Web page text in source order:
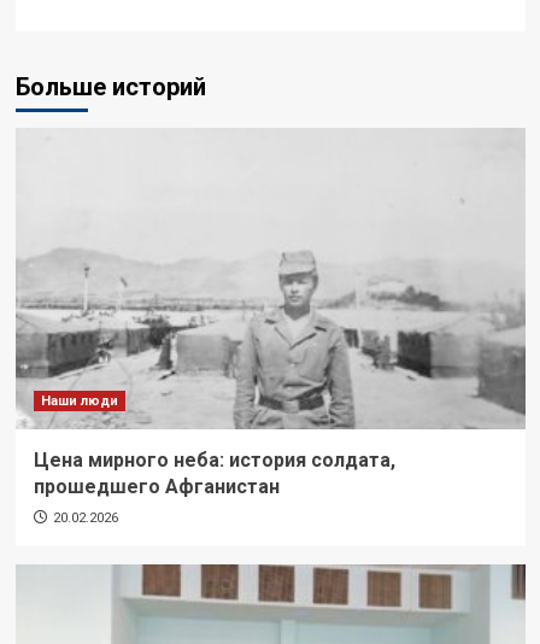
Больше историй
Наши люди
Цена мирного неба: история солдата,
прошедшего Афганистан
20.02.2026